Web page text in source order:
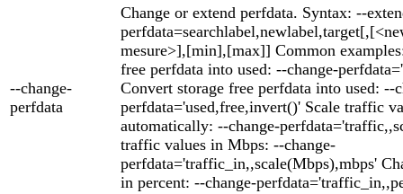
--change-
perfdata
Change or extend perfdata. Syntax: --
mesure>],[min],[max]] Common
free perfdata into used: --change-
Convert storage free perfdata into used: --
perfdata='used,free,invert()' Scale traffic
automatically: --change-
traffic values in Mbps: --change-
perfdata='traffic_in,,scale(Mbps),mbps'
in percent: --change-